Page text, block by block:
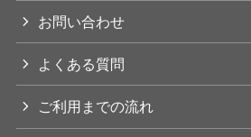
お問い合わせ
よくある質問
ご利用までの流れ